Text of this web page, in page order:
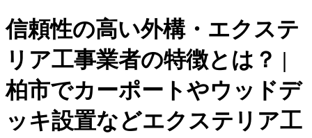
信頼性の高い外構・エクステ
リア工事業者の特徴とは？ |
柏市でカーポートやウッドデ
ッキ設置などエクステリア工